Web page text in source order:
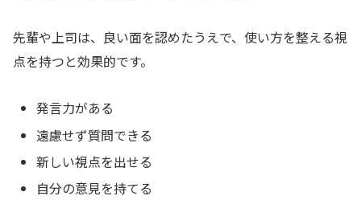
先輩や上司は、良い面を認めたうえで、使い方を整える視
点を持つと効果的です。
発言力がある
遠慮せず質問できる
新しい視点を出せる
自分の意見を持てる